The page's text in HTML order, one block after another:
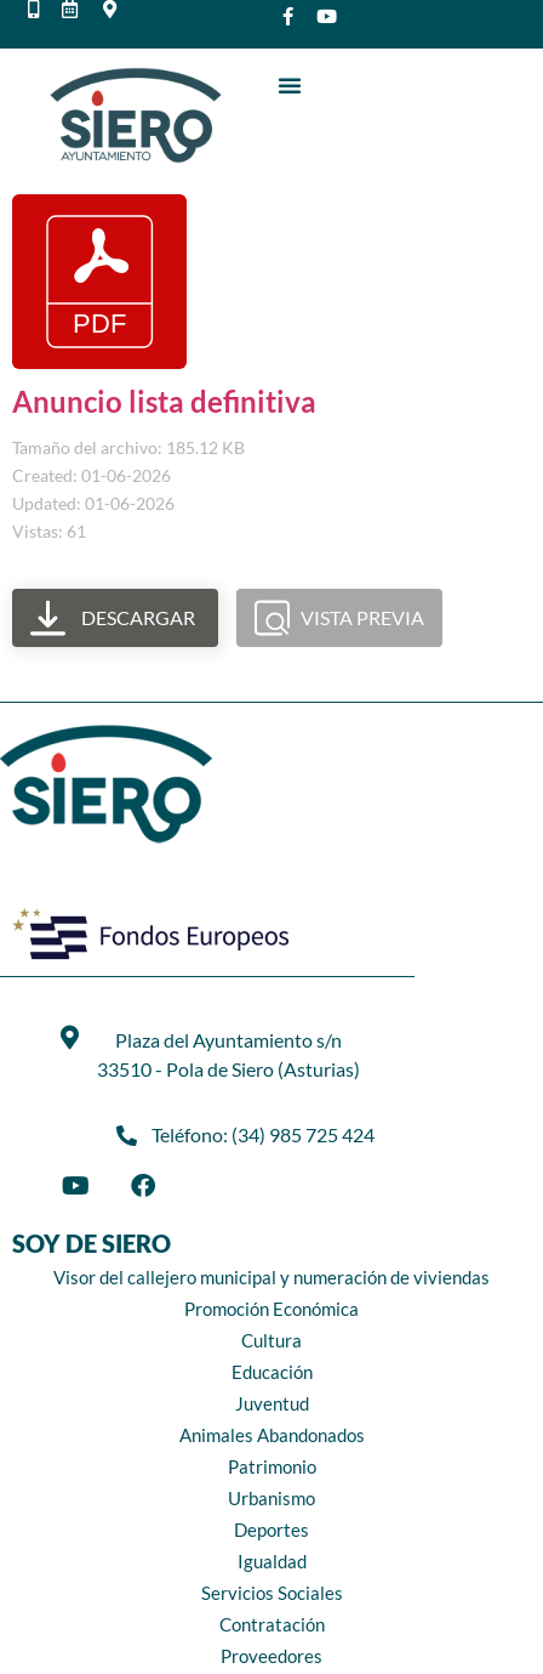
Anuncio lista definitiva
Tamaño del archivo: 185.12 KB
Created: 01-06-2026
Updated: 01-06-2026
Vistas: 61
DESCARGAR VISTA PREVIA
Plaza del Ayuntamiento s/n
33510 - Pola de Siero (Asturias)
Teléfono: (34) 985 725 424
SOY DE SIERO
Visor del callejero municipal y numeración de viviendas
Promoción Económica
Cultura
Educación
Juventud
Animales Abandonados
Patrimonio
Urbanismo
Deportes
Igualdad
Servicios Sociales
Contratación
Proveedores